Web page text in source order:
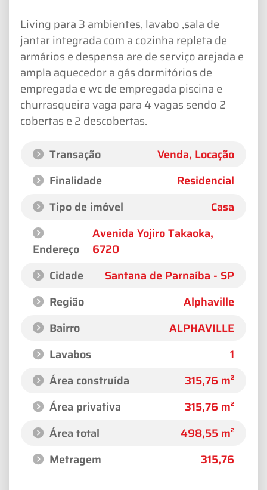
Living para 3 ambientes, lavabo ,sala de
jantar integrada com a cozinha repleta de
armários e despensa are de serviço arejada e
ampla aquecedor a gás dormitórios de
empregada e wc de empregada piscina e
churrasqueira vaga para 4 vagas sendo 2
cobertas e 2 descobertas.
Transação
Venda, Locação
Finalidade
Residencial
Tipo de imóvel
Casa
Endereço
Avenida Yojiro Takaoka,
6720
Cidade
Santana de Parnaíba - SP
Região
Alphaville
Bairro
ALPHAVILLE
Lavabos
1
Área construída
315,76 m²
Área privativa
315,76 m²
Área total
498,55 m²
Metragem
315,76